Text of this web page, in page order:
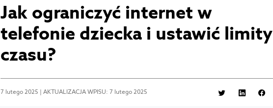
Jak ograniczyć internet w
telefonie dziecka i ustawić limity
czasu?
7 lutego 2025 | AKTUALIZACJA WPISU: 7 lutego 2025